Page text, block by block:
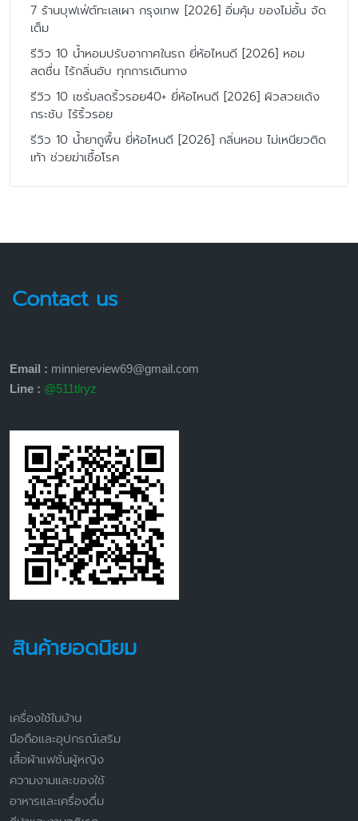
7 ร้านบุฟเฟ่ต์ทะเลเผา กรุงเทพ [2026] อิ่มคุ้ม ของไม่อั้น จัด
เต็ม
รีวิว 10 น้ำหอมปรับอากาศในรถ ยี่ห้อไหนดี [2026] หอม
สดชื่น ไร้กลิ่นอับ ทุกการเดินทาง
รีวิว 10 เซรั่มลดริ้วรอย40+ ยี่ห้อไหนดี [2026] ผิวสวยเด้ง
กระชับ ไร้ริ้วรอย
รีวิว 10 น้ำยาถูพื้น ยี่ห้อไหนดี [2026] กลิ่นหอม ไม่เหนียวติด
เท้า ช่วยฆ่าเชื้อโรค
Contact us
Email : minniereview69@gmail.com
Line : @511tlryz
สินค้ายอดนิยม
เครื่องใช้ในบ้าน
มือถือและอุปกรณ์เสริม
เสื้อผ้าแฟชั่นผู้หญิง
ความงามและของใช้
อาหารและเครื่องดื่ม